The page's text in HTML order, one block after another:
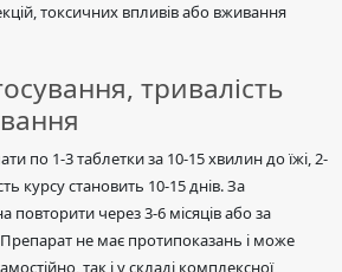
токсичних впливів або вживання
тривалість
по 1-3 таблетки за 10-15 хвилин до їжі, 2-
курсу становить 10-15 днів. За
повторити через 3-6 місяців або за
не має протипоказань і може